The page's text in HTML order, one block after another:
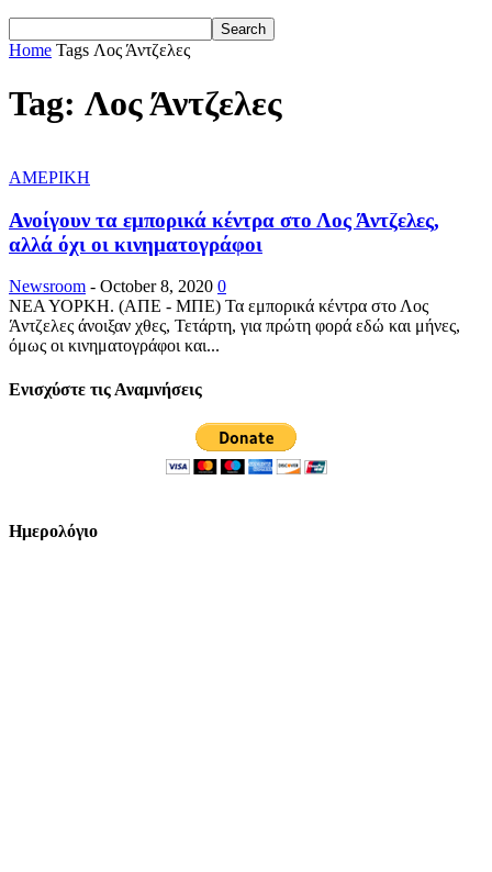
Home Tags Λος Άντζελες
Tag: Λος Άντζελες
ΑΜΕΡΙΚΗ
Ανοίγουν τα εμπορικά κέντρα στο Λος Άντζελες,
αλλά όχι οι κινηματογράφοι
Newsroom - October 8, 2020 0
ΝΕΑ ΥΟΡΚΗ. (ΑΠΕ - ΜΠΕ) Τα εμπορικά κέντρα στο Λος
Άντζελες άνοιξαν χθες, Τετάρτη, για πρώτη φορά εδώ και μήνες,
όμως οι κινηματογράφοι και...
Ενισχύστε τις Αναμνήσεις
Ημερολόγιο